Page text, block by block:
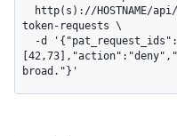
token-requests \
broad."}'